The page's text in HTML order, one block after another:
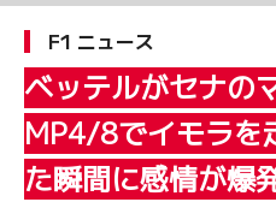
F1 ニュース
ベッテルがセナの
MP4/8でイモラを
た瞬間に感情が爆